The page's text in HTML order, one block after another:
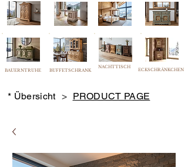
BAUERNTRUHE BUFFETSCHRANK
NACHTTISCH
ECKSCHRÄNKCHEN
* Übersicht > PRODUCT PAGE